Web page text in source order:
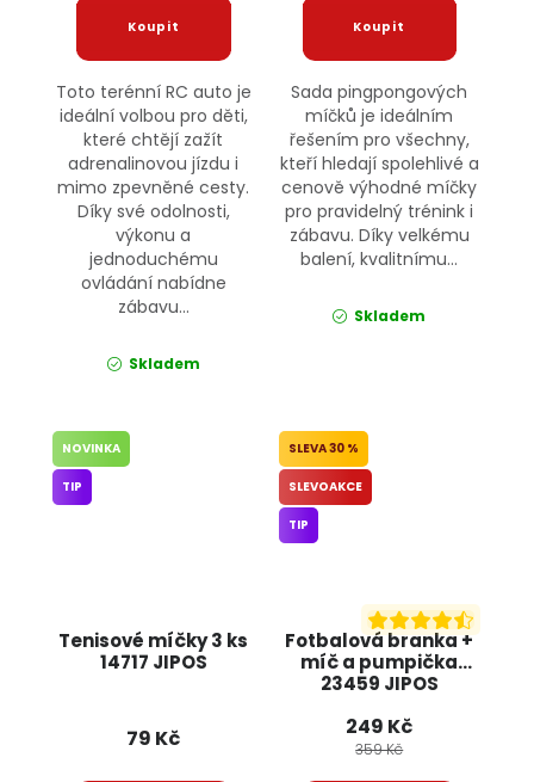
Toto terénní RC auto je
ideální volbou pro děti,
které chtějí zažít
adrenalinovou jízdu i
mimo zpevněné cesty.
Díky své odolnosti,
výkonu a
jednoduchému
ovládání nabídne
zábavu...
Skladem
Sada pingpongových
míčků je ideálním
řešením pro všechny,
kteří hledají spolehlivé a
cenově výhodné míčky
pro pravidelný trénink i
zábavu. Díky velkému
balení, kvalitnímu...
Skladem
Tenisové míčky 3 ks
14717 JIPOS
NOVINKA
TIP
79 Kč
Fotbalová branka +
míč a pumpička
23459 JIPOS
30 %
SLEVOAKCE
TIP
249 Kč
359 Kč